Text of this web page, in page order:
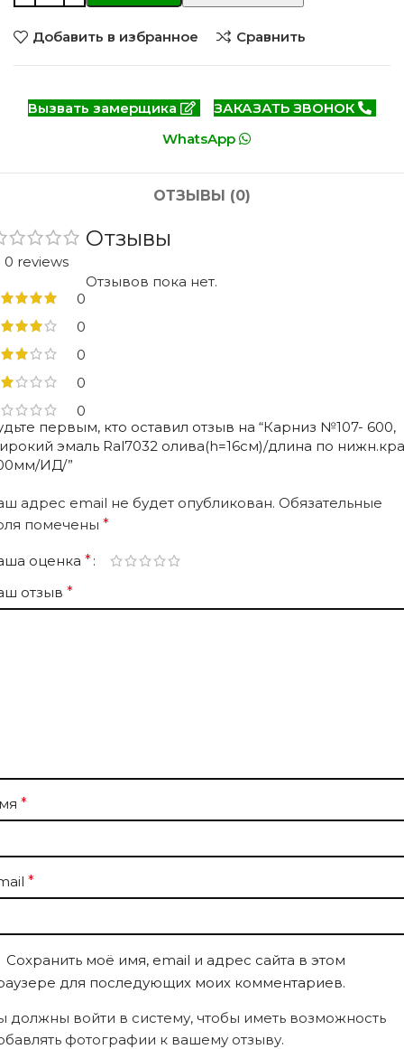
Добавить в избранное Сравнить
Вызвать замерщика
ЗАКАЗАТЬ ЗВОНОК
WhatsApp
ОТЗЫВЫ (0)
0 reviews
0
0
0
0
0
Отзывы
Отзывов пока нет.
первым, кто оставил отзыв на “Карниз №107- 600,
эмаль Ral7032 олива(h=16см)/длина по
ИД/”
адрес email не будет опубликован. Обязательные
помечены*
оценка*
отзыв*
*
*
Сохранить моё имя, email и адрес сайта в этом
для последующих моих комментариев.
должны войти в систему, чтобы иметь возможность
фотографии к вашему отзыву.